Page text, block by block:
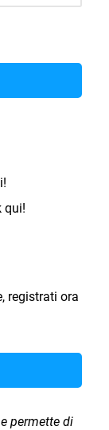
qui!
registrati ora
permette di